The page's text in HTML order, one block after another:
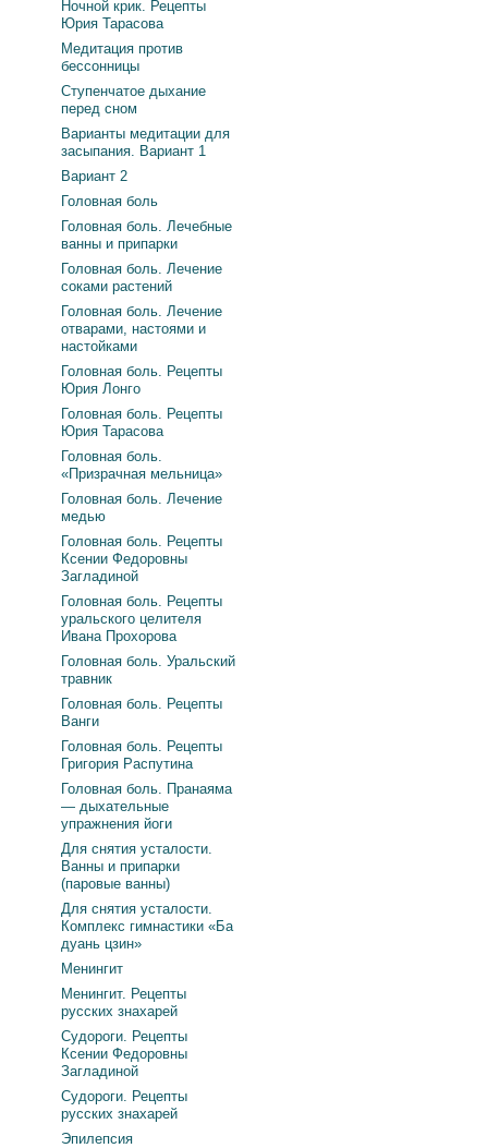
Ночной крик. Рецепты
Юрия Тарасова
Медитация против
бессонницы
Ступенчатое дыхание
перед сном
Варианты медитации для
засыпания. Вариант 1
Вариант 2
Головная боль
Головная боль. Лечебные
ванны и припарки
Головная боль. Лечение
соками растений
Головная боль. Лечение
отварами, настоями и
настойками
Головная боль. Рецепты
Юрия Лонго
Головная боль. Рецепты
Юрия Тарасова
Головная боль.
«Призрачная мельница»
Головная боль. Лечение
медью
Головная боль. Рецепты
Ксении Федоровны
Загладиной
Головная боль. Рецепты
уральского целителя
Ивана Прохорова
Головная боль. Уральский
травник
Головная боль. Рецепты
Ванги
Головная боль. Рецепты
Григория Распутина
Головная боль. Пранаяма
— дыхательные
упражнения йоги
Для снятия усталости.
Ванны и припарки
(паровые ванны)
Для снятия усталости.
Комплекс гимнастики «Ба
дуань цзин»
Менингит
Менингит. Рецепты
русских знахарей
Судороги. Рецепты
Ксении Федоровны
Загладиной
Судороги. Рецепты
русских знахарей
Эпилепсия